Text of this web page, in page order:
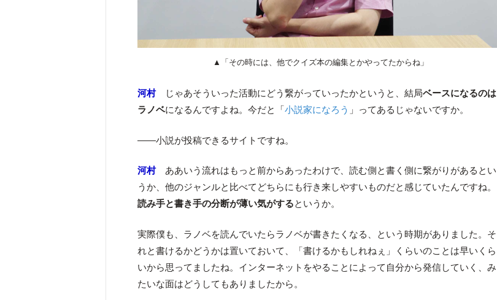
▲「その時には、他でクイズ本の編集とかやってたからね」
河村じゃあそういった活動にどう繋がっていったかというと、結局ベースになるのは
ラノベになるんですよね。今だと「小説家になろう 」ってあるじゃないですか。
――小説が投稿できるサイトですね。
河村ああいう流れはもっと前からあったわけで、読む側と書く側に繋がりがあるとい
うか、他のジャンルと比べてどちらにも行き来しやすいものだと感じていたんですね。
読み手と書き手の分断が薄い気がするというか。
実際僕も、ラノベを読んでいたらラノベが書きたくなる、という時期がありました。そ
れと書けるかどうかは置いておいて、「書けるかもしれねぇ」くらいのことは早いくら
いから思ってましたね。インターネットをやることによって自分から発信していく、み
たいな面はどうしてもありましたから。